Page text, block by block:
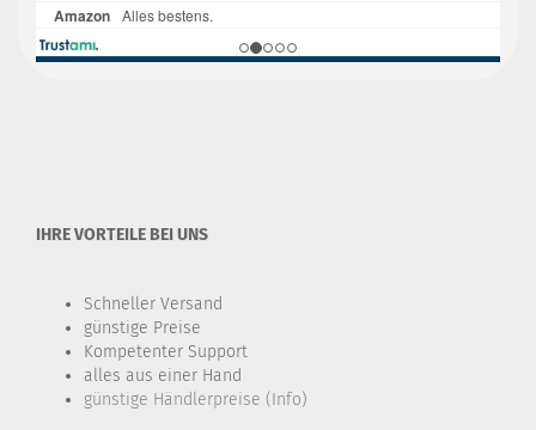
IHRE VORTEILE BEI UNS
Schneller Versand
günstige Preise
Kompetenter Support
alles aus einer Hand
günstige Händlerpreise (Info)